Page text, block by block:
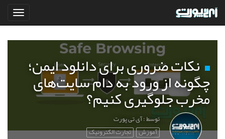
نکات ضروری برای دانلود ایمن؛
چگونه از ورود به دام سایت‌های
مخرب جلوگیری کنیم؟
توسط : آی تی پورت
آموزش تجارت الکترونیک